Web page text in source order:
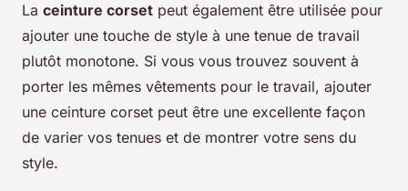
La ceinture corset peut également être utilisée pour
ajouter une touche de style à une tenue de travail
plutôt monotone. Si vous vous trouvez souvent à
porter les mêmes vêtements pour le travail, ajouter
une ceinture corset peut être une excellente façon
de varier vos tenues et de montrer votre sens du
style.